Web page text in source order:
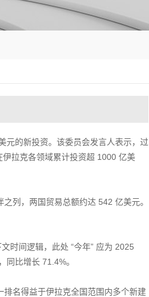
元的新投资。该委员会发言人表示，过
拉克各领域累计投资超 1000 亿美
列，两国贸易总额约达 542 亿美元。
时间逻辑，此处 “今年” 应为 2025
比增长 71.4%。
名得益于伊拉克全国范围内多个新建